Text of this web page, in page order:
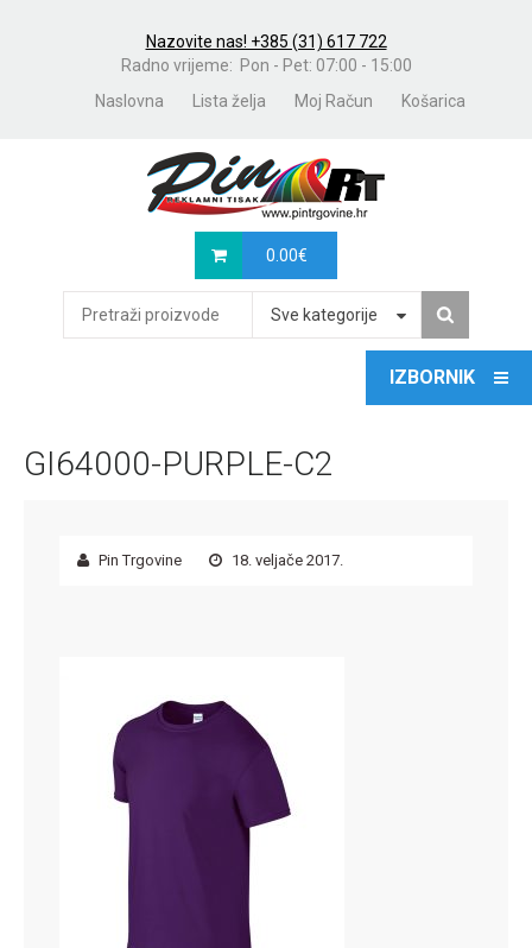
Nazovite nas! +385 (31) 617 722
Radno vrijeme: Pon - Pet: 07:00 - 15:00
Naslovna
Lista želja Moj Račun Košarica
0.00€
Sve kategorije
GI64000-PURPLE-C2
Pin Trgovine 18. veljače 2017.